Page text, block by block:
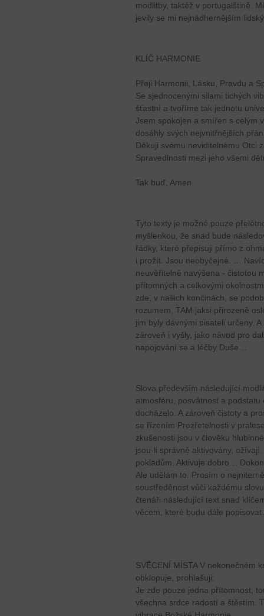
modlitby, taktéž v portugalštině.
jevily se mi nejnádhernějším
KLÍČ HARMONIE
Přeji Harmonii, Lásku, Pravdu a
Se sjednocenými silami tichých
šťastní a tvoříme tak jednotu
Jsem spokojen a smířen s celým
dosáhly svých nejvnitřnějších
Děkuji svému neviditelnému Otci
Spravedlnosti mezi jeho všemi
Tak buď, Amen
Tyto texty je možné pouze
myšlenkou, že snad bude
řádky, které přepisuji přímo z
i prožít. Jsou neobyčejné. …
neuvěřitelně navýšena - čistotou
přítomných a celkovými
zde, v našich končinách, se
rozumem, TAM jaksi přirozeně
jim byly dávnými pisateli určeny.
zároveň i vyšly, jako návod pro
napojování se a léčby Duše…
Slova především následující
atmosféru, posvátnost a
docházelo. A zároveň čistoty a
se řízením Prozřetelnosti v
zkušenosti jsou v člověku
jsou-li správně aktivovány,
pokladům. Aktivuje dobro…
Ale udělám to. Prosím o
soustředěnost vůči každému
čtenáři následující text snad
věcem, které budu dále
SVĚCENÍ MÍSTA V nekonečném
obklopuje, prohlašuji:
Je zde pouze jedna přítomnost,
všechna srdce radostí a štěstím.